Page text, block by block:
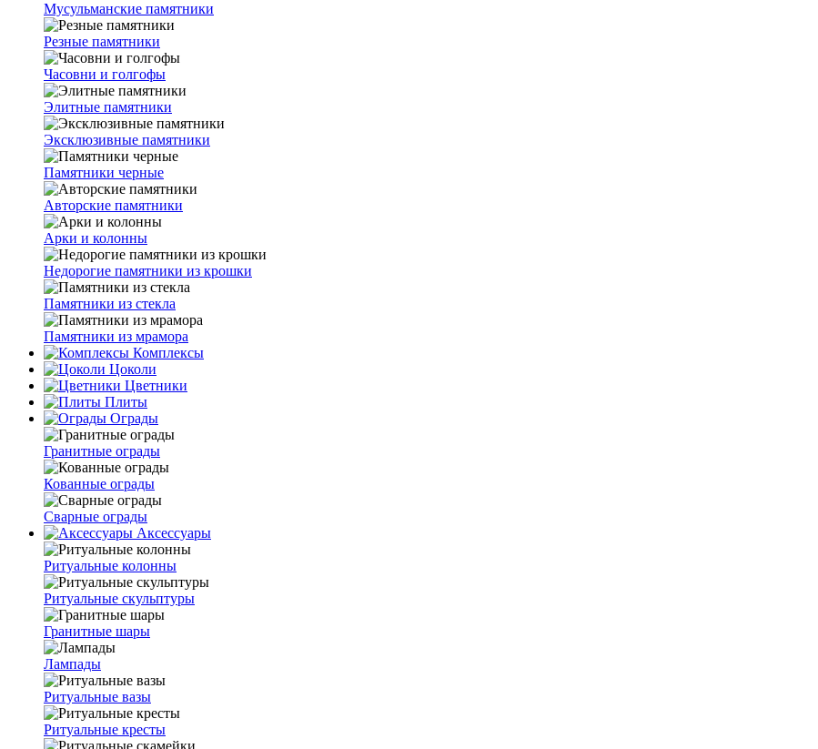
Мусульманские памятники
Резные памятники
Часовни и голгофы
Элитные памятники
Эксклюзивные памятники
Памятники черные
Авторские памятники
Арки и колонны
Недорогие памятники из крошки
Памятники из стекла
Памятники из мрамора
Комплексы
Цоколи
Цветники
Плиты
Ограды
Гранитные ограды
Кованные ограды
Сварные ограды
Аксессуары
Ритуальные колонны
Ритуальные скульптуры
Гранитные шары
Лампады
Ритуальные вазы
Ритуальные кресты